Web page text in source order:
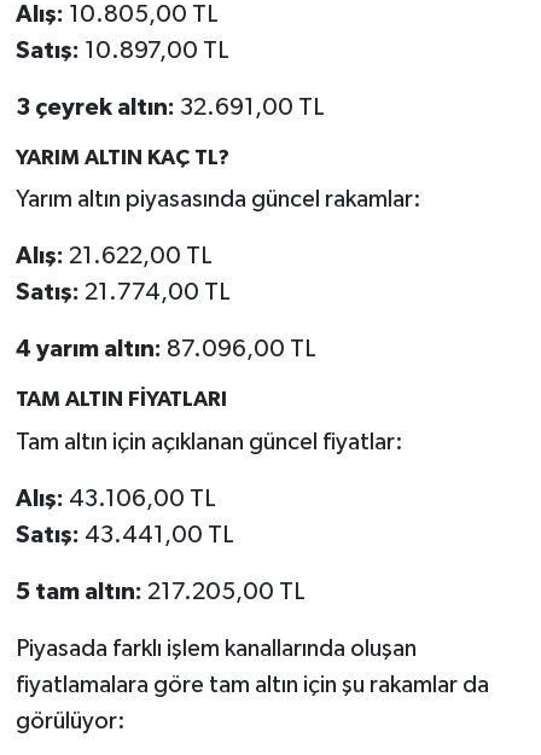
Alış: 10.805,00 TL
Satış: 10.897,00 TL
3 çeyrek altın: 32.691,00 TL
YARIM ALTIN KAÇ TL?
Yarım altın piyasasında güncel rakamlar:
Alış: 21.622,00 TL
Satış: 21.774,00 TL
4 yarım altın: 87.096,00 TL
TAM ALTIN FİYATLARI
Tam altın için açıklanan güncel fiyatlar:
Alış: 43.106,00 TL
Satış: 43.441,00 TL
5 tam altın: 217.205,00 TL
Piyasada farklı işlem kanallarında oluşan
fiyatlamalara göre tam altın için şu rakamlar da
görülüyor: